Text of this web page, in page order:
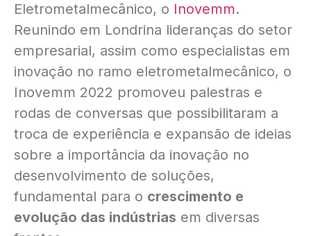
Eletrometalmecânico, o Inovemm.
Reunindo em Londrina lideranças do setor
empresarial, assim como especialistas em
inovação no ramo eletrometalmecânico, o
Inovemm 2022 promoveu palestras e
rodas de conversas que possibilitaram a
troca de experiência e expansão de ideias
sobre a importância da inovação no
desenvolvimento de soluções,
fundamental para o crescimento e
evolução das indústrias em diversas